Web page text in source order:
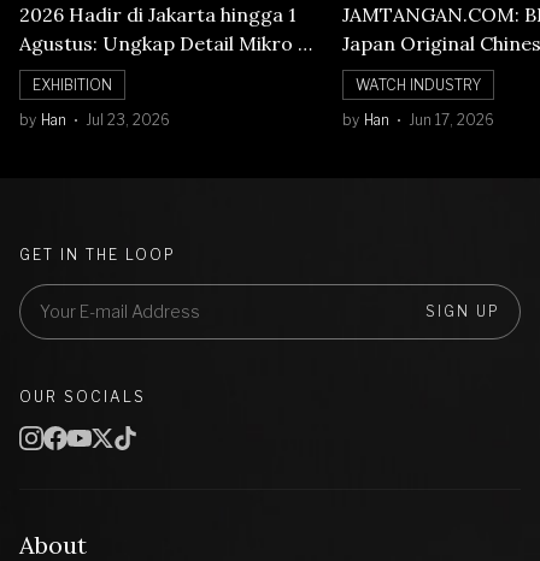
2026 Hadir di Jakarta hingga 1
Agustus: Ungkap Detail Mikro di
Balik Seni Watchmaking
EXHIBITION
by Han Jul 23, 2026
JAMTANGAN.COM:
Japan Original
Numerals Watch
WATCH INDUSTRY
by Han Jun 17, 2026
About
GET IN THE LOOP
SIGN UP
OUR SOCIALS